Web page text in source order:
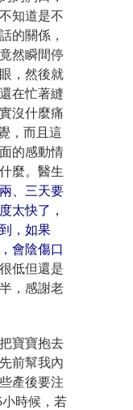
知道是不
的關係，
然瞬間停
，然後就
在忙著縫
沒什麼痛
，而且這
的感動情
麼。醫生
、三天要
太快了，
，如果
會陰傷口
低但還是
，感謝老
寶寶抱去
前幫我內
產後要注
時候，若